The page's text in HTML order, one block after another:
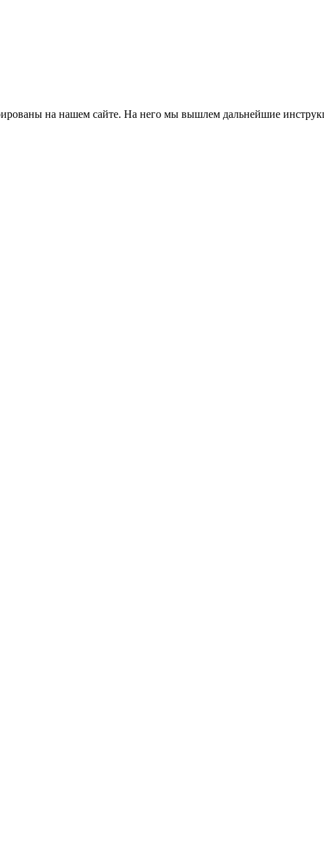
на нашем сайте. На него мы вышлем дальнейшие